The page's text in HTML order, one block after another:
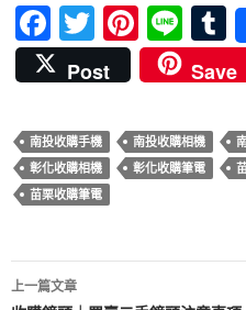
F
ac
e
b
o
o
T
w
itt
er
Pi
nt
er
es
t
Li
n
e
T
u
r
Post
Save
南投收購手機 南投收購相機
彰化收購相機
彰化收購筆電
苗栗收購筆電
文
上一篇文章